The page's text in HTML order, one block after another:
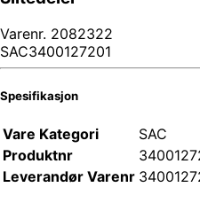
Varenr. 2082322
SAC3400127201
Spesifikasjon
Vare Kategori
SAC
Produktnr
Leverandør Varenr